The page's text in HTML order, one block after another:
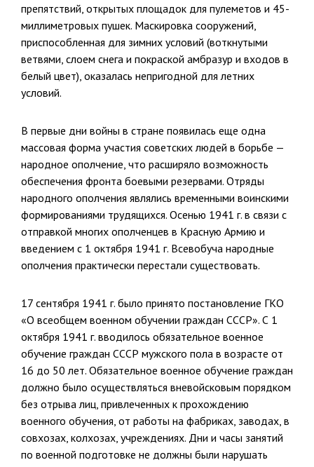
препятствий, открытых площадок для пулеметов и 45-
мил­лиметровых пушек. Маскировка сооружений,
приспособленная для зим­них условий (воткнутыми
ветвями, слоем снега и покраской амбразур и входов в
белый цвет), оказалась непригодной для летних
условий.
В первые дни войны в стране появилась еще одна
массовая форма участия советских людей в борьбе —
народное ополчение, что расши­ряло возможность
обеспечения фронта боевыми резервами. Отряды
народного ополчения являлись временными воинскими
формирова­ниями трудящихся. Осенью 1941 г. в связи с
отправкой многих опол­ченцев в Красную Армию и
введением с 1 октября 1941 г. Всевобуча народные
ополчения практически перестали существовать.
17 сентября 1941 г. было принято постановление ГКО
«О всеобщем военном обучении граждан СССР». С 1
октября 1941 г. вводилось обязательное военное
обучение граждан СССР мужского пола в воз­расте от
16 до 50 лет. Обязательное военное обучение граждан
должно было осуществляться вневойсковым порядком
без отрыва лиц, при­влеченных к прохождению
военного обучения, от работы на фабри­ках, заводах, в
совхозах, колхозах, учреждениях. Дни и часы занятий
по военной подготовке не должны были нарушать